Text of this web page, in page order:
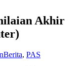
Akhir
Berita, PAS